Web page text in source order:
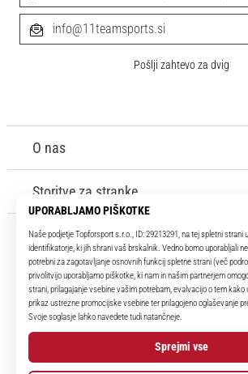
Že več kot 16 let smo vaši soigralci ter vam
najnovejše izdelke iz sveta
Facebook
Instagram
O nas
Storitve za stranke
info@11teamsports.si
Pošlji zahtevo za dvig